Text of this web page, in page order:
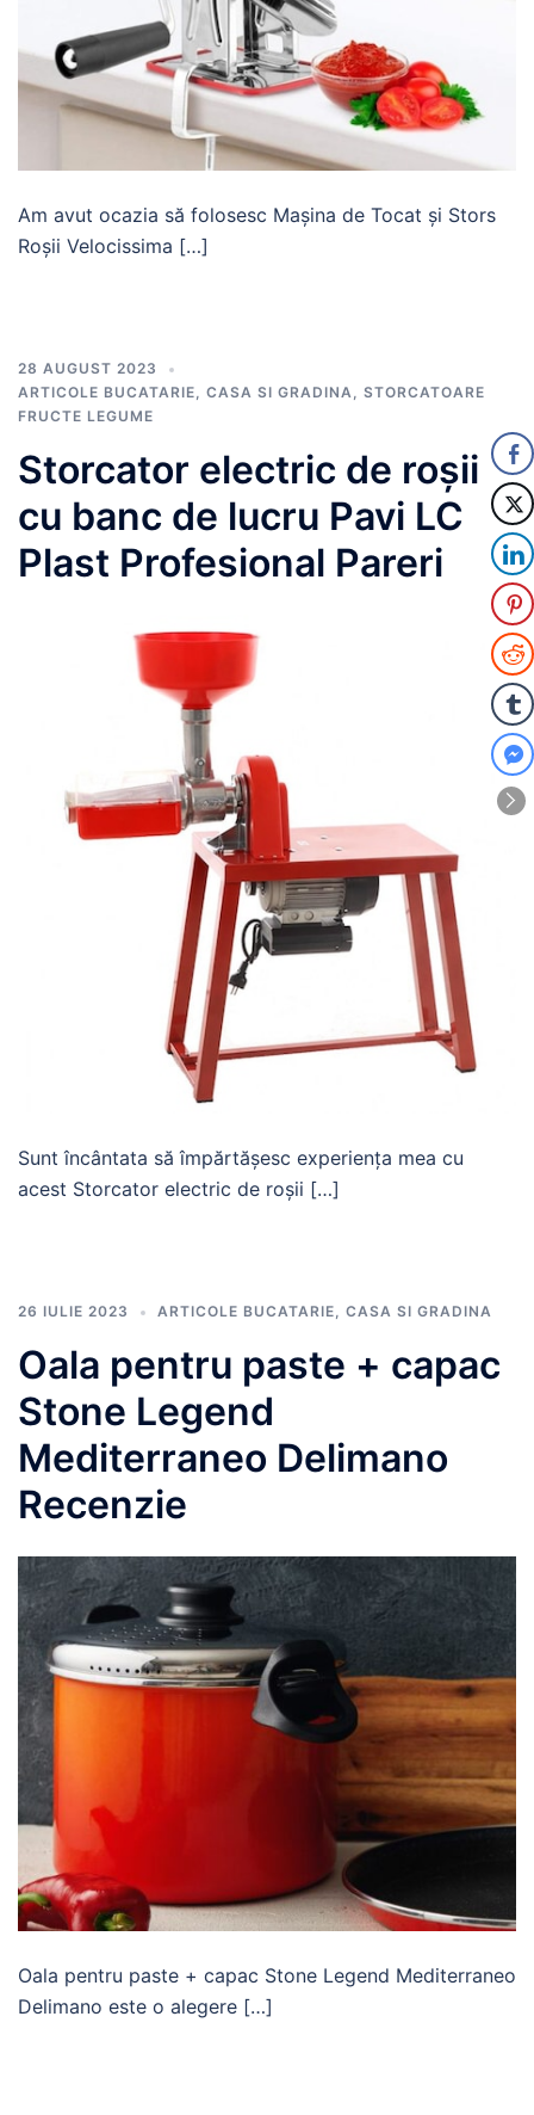
Am avut ocazia să folosesc Mașina de Tocat și Stors
Roșii Velocissima […]
28 AUGUST 2023
ARTICOLE BUCATARIE, CASA SI GRADINA, STORCATOARE
FRUCTE LEGUME
Storcator electric de roșii
cu banc de lucru Pavi LC
Plast Profesional Pareri
Sunt încântata să împărtășesc experiența mea cu
acest Storcator electric de roșii […]
26 IULIE 2023 ARTICOLE BUCATARIE, CASA SI GRADINA
Oala pentru paste + capac
Stone Legend
Mediterraneo Delimano
Recenzie
Oala pentru paste + capac Stone Legend Mediterraneo
Delimano este o alegere […]